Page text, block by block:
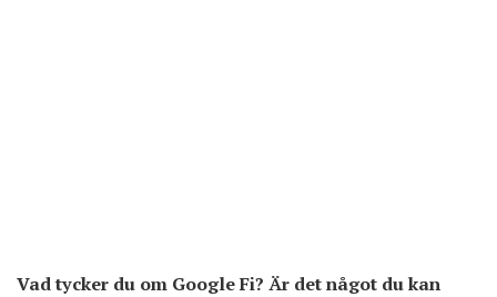
Vad tycker du om Google Fi? Är det något du kan